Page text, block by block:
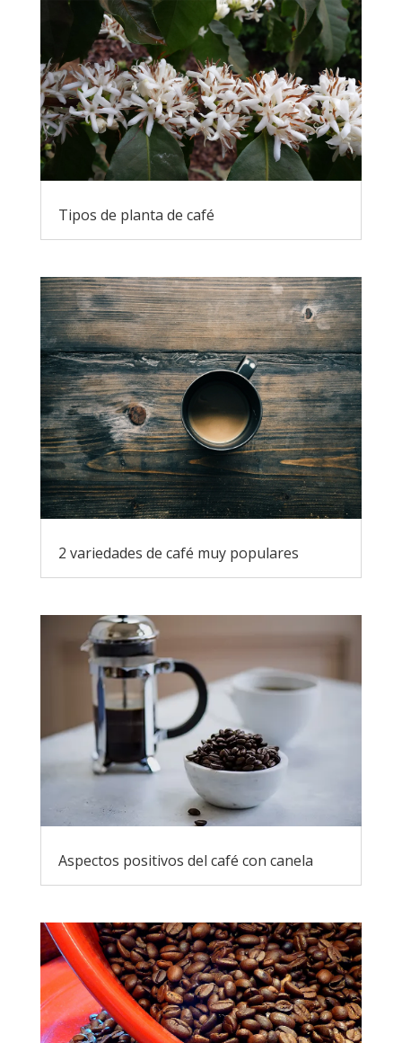
Tipos de planta de café
2 variedades de café muy populares
Aspectos positivos del café con canela